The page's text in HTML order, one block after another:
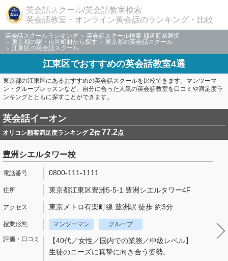
英会話スクール/英会話教室検索
英会話教室・オンライン英会話のランキング・比較
英会話スクールランキング
英会話スクール検索 都道府県選択
東京都の駅・市区町村から探す
東京都の英会話スクール
江東区の英会話スクール
江東区でおすすめの英会話教室4選
東京都の江東区にあるおすすめの英会話スクールを比較できます。マンツーマ
ン・グループレッスンなど、自分に合った人気の英会話教室を口コミや満足度ラ
ンキングとともに探すことができます。
英会話イーオン
オリコン顧客満足度ランキング2位 77.2点
豊洲シエルタワー校
0800-111-1111
東京都江東区豊洲5-5-1 豊洲シエルタワー4F
東京メトロ有楽町線 豊洲駅 徒歩 約3分
マンツーマン グループ
【40代／女性／国内での業務／中級レベル】
生徒のニーズに真摯に向き合う姿勢。